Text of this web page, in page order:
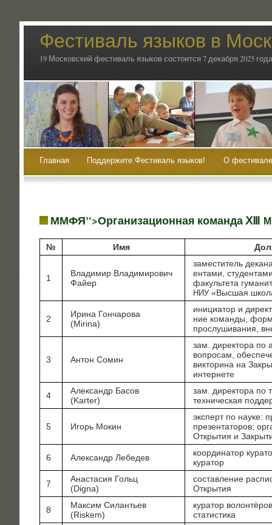
Фестиваль языков в
19 Московский фестиваль языков состоится 7 декабря 2025
Главная Поддержите Фестиваль языков! О
ММФЯ">Организационная команда ⅩⅢ
№ Имя
1
Вла­ди­мир Вла­ди­ми­ро­вич
Фай­ер
заме­сти­тель
ен­та­ми,
факуль­те­та
НИУ«Выс­шая
2
Ири­на Гон­ча­ро­ва
(Mirina)
ини­ци­а­тор и
ние коман­ды,
про­слу­ши­ва­ния,
3 Антон Сомин
зам. дирек­то­ра по
вопро­сам,
вик­то­ри­на на
интернете
4
Алек­сандр Басов
(Karter)
зам. дирек­то­ра по
тех­ни­че­ская
5 Игорь Мок­ин
экс­перт по нау­ке:
пре­зен­та­то­ров;
Откры­тия и
6 Алек­сандр Лебедев
коор­ди­на­тор
куратор
7
Ана­ста­сия Гольц
(Digna)
состав­ле­ние
Открытия
8
Мак­сим Силан­тьев
(Riskem)
кура­тор
статистика